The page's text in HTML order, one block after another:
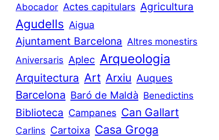
Abocador Actes capitulars Agricultura
Agudells Aigua
Ajuntament Barcelona Altres monestirs
Aniversaris Aplec Arqueologia
Arquitectura Art Arxiu Auques
Barcelona Baró de Maldà Benedictins
Biblioteca Campanes Can Gallart
Carlins Cartoixa Casa Groga